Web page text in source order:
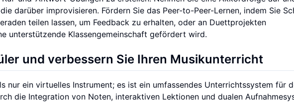
darüber improvisieren. Fördern Sie das Peer-to-Peer-Lernen, indem Sie
teilen lassen, um Feedback zu erhalten, oder an Duettprojekten
unterstützende Klassengemeinschaft gefördert wird.
und verbessern Sie Ihren Musikunterricht
nur ein virtuelles Instrument; es ist ein umfassendes Unterrichtssystem für
die Integration von Noten, interaktiven Lektionen und dualen